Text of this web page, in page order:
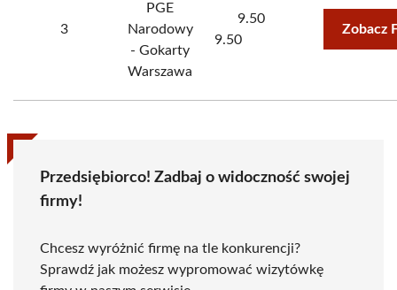
3
PGE
Narodowy
- Gokarty
Warszawa
9.50
9.50
Zobacz
Przedsiębiorco! Zadbaj o widoczność swojej
firmy!
Chcesz wyróżnić firmę na tle konkurencji?
Sprawdź jak możesz wypromować wizytówkę